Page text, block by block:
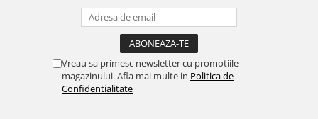
Baton Cookie congelat
Cheesecake congelat
Faina Profesionala
Fursecuri vrac
Vreau sa primesc newsletter cu promotiile
magazinului. Afla mai multe in Politica de
Confidentialitate